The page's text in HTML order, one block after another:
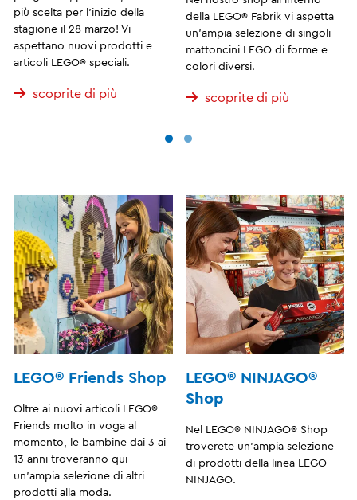
più scelta per l'inizio della
stagione il 28 marzo! Vi
aspettano nuovi prodotti e
articoli LEGO® speciali.
scoprite di più
della LEGO® Fabrik vi aspetta
un'ampia selezione di singoli
mattoncini LEGO di forme e
colori diversi.
scoprite di più
LEGO® Friends Shop
Oltre ai nuovi articoli LEGO®
Friends molto in voga al
momento, le bambine dai 3 ai
13 anni troveranno qui
un'ampia selezione di altri
prodotti alla moda.
LEGO® NINJAGO®
Shop
Nel LEGO® NINJAGO® Shop
troverete un'ampia selezione
di prodotti della linea LEGO
NINJAGO.